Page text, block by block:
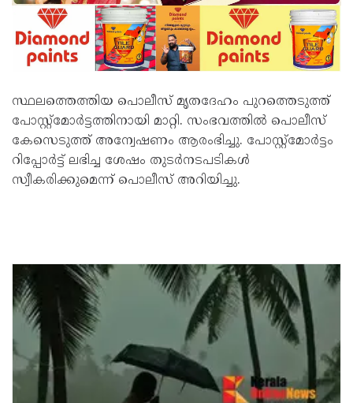
സ്ഥലത്തെത്തിയ പൊലീസ് മൃതദേഹം പുറത്തെടുത്ത്
പോസ്റ്റ്‌മോർട്ടത്തിനായി മാറ്റി. സംഭവത്തിൽ പൊലീസ്
കേസെടുത്ത് അന്വേഷണം ആരംഭിച്ചു. പോസ്റ്റ്‌മോർട്ടം
റിപ്പോർട്ട് ലഭിച്ച ശേഷം തുടർനടപടികൾ
സ്വീകരിക്കുമെന്ന് പൊലീസ് അറിയിച്ചു.